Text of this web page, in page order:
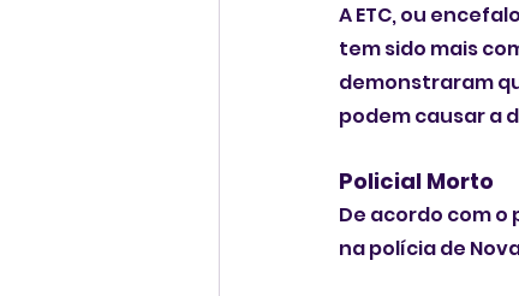
A ETC, ou
tem sido mais
demonstraram
podem causar a
Policial Morto
De acordo com o
na polícia de